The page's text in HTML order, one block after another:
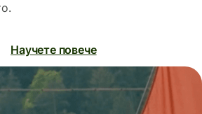
Научете повече